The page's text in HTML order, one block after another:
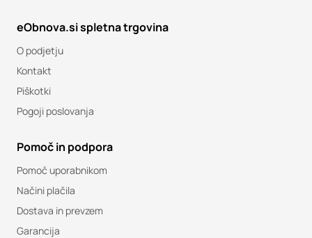
eObnova.si spletna trgovina
O podjetju
Kontakt
Piškotki
Pogoji poslovanja
Pomoč in podpora
Pomoč uporabnikom
Načini plačila
Dostava in prevzem
Garancija